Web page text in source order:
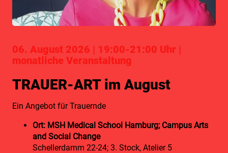
06. August 2026 | 19:00-21:00 Uhr |
monatliche Veranstaltung
TRAUER-ART im August
Ein Angebot für Trauernde
Ort: MSH Medical School Hamburg; Campus Arts
and Social Change
Schellerdamm 22-24; 3. Stock, Atelier 5